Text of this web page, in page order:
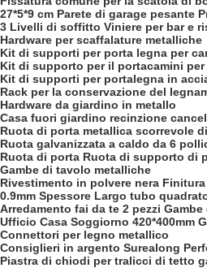
27*5*9 cm Parete di garage pesante
3 Livelli di soffitto Viniere per bar e
Hardware per scaffalature metalliche
Kit di supporti per porta legna per
Kit di supporto per il portacamini
Kit di supporti per portalegna in
Rack per la conservazione del
Hardware da giardino in metallo
Casa fuori giardino recinzione
Ruota di porta metallica scorrevole
Ruota galvanizzata a caldo da 6
Ruota di porta Ruota di supporto di
Gambe di tavolo metalliche
Rivestimento in polvere nera
0.9mm Spessore Largo tubo
Arredamento fai da te 2 pezzi
Ufficio Casa Soggiorno 420*400mm
Connettori per legno metallico
Consiglieri in argento Surealong
Piastra di chiodi per tralicci di tetto